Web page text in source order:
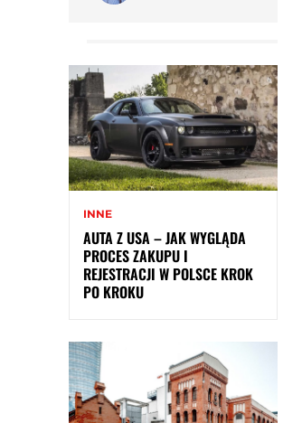
INNE
AUTA Z USA – JAK WYGLĄDA
PROCES ZAKUPU I
REJESTRACJI W POLSCE KROK
PO KROKU